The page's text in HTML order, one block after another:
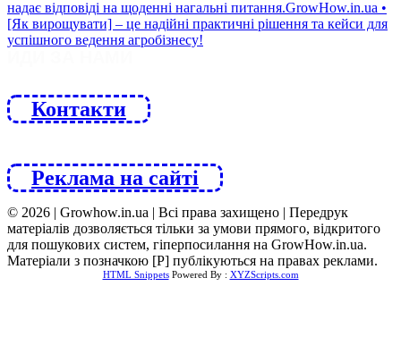
Контакти
Реклама на сайті
© 2026 | Growhow.in.ua | Всі права захищено | Передрук
матеріалів дозволяється тільки за умови прямого, відкритого
для пошукових систем, гіперпосилання на GrowHow.in.ua.
Матеріали з позначкою [Р] публікуються на правах реклами.
HTML SnippetsPowered By : XYZScripts.com